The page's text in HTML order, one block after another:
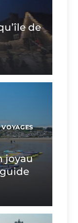
de
VOYAGES
joyau